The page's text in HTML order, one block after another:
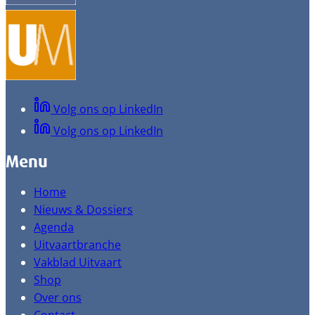
Volg ons op LinkedIn
Volg ons op LinkedIn
Menu
Home
Nieuws & Dossiers
Agenda
Uitvaartbranche
Vakblad Uitvaart
Shop
Over ons